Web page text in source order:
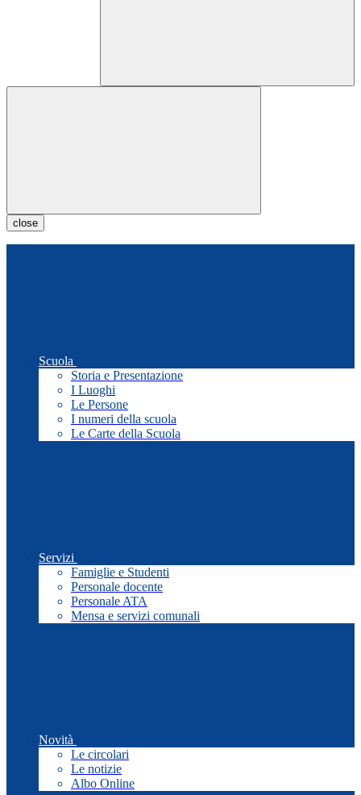
close
Scuola
Storia e Presentazione
I Luoghi
Le Persone
I numeri della scuola
Le Carte della Scuola
Servizi
Famiglie e Studenti
Personale docente
Personale ATA
Mensa e servizi comunali
Novità
Le circolari
Le notizie
Albo Online